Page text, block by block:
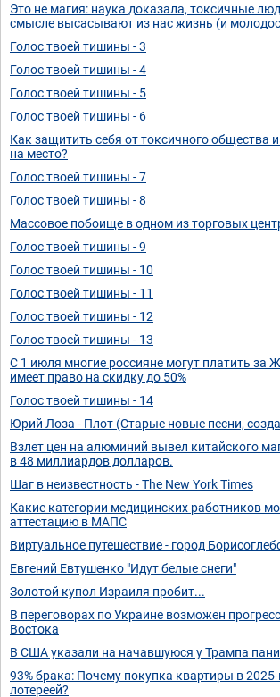
Это не магия: наука доказала, токсичные
смысле высасывают из нас жизнь (и
Голос твоей тишины - 3
Голос твоей тишины - 4
Голос твоей тишины - 5
Голос твоей тишины - 6
Как защитить себя от токсичного общества
на место?
Голос твоей тишины - 7
Голос твоей тишины - 8
Массовое побоище в одном из торговых
Голос твоей тишины - 9
Голос твоей тишины - 10
Голос твоей тишины - 11
Голос твоей тишины - 12
Голос твоей тишины - 13
С 1 июля многие россияне могут платить за
имеет право на скидку до 50%
Голос твоей тишины - 14
Юрий Лоза - Плот (Старые новые песни,
Взлет цен на алюминий вывел китайского
в 48 миллиардов долларов.
Шаг в неизвестность - The New York Times
Какие категории медицинских работников
аттестацию в МАПС
Виртуальное путешествие - город
Евгений Евтушенко "Идут белые снеги"
Золотой купол Израиля пробит...
В переговорах по Украине возможен
Востока
В США указали на начавшуюся у Трампа
93% брака: Почему покупка квартиры в
лотереей?